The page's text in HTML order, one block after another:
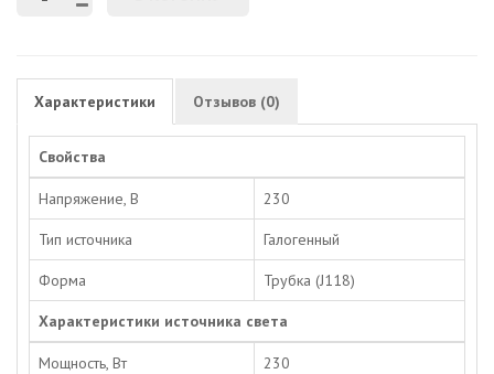
Характеристики Отзывов (0)
Свойства
Напряжение, В 230
Тип источника Галогенный
Форма Трубка (J118)
Характеристики источника света
Мощность, Вт 230